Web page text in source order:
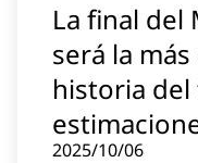
Instagram
La final del
será la
historia
2025/10/06